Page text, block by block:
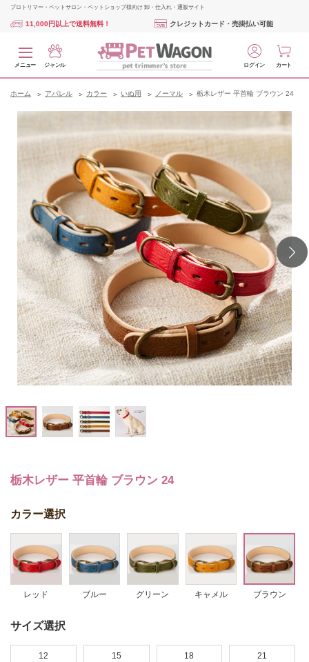
プロトリマー・ペットサロン・ペットショップ様向け 卸・仕入れ・通販サイト
11,000円以上で送料無料！ クレジットカード・売掛払い可能
メニュー ジャンル ログイン カート
ホーム アパレル カラー いぬ用 ノーマル 栃木レザー 平首輪 ブラウン 24
栃木レザー 平首輪 ブラウン 24
カラー選択
レッド ブルー グリーン キャメル ブラウン
サイズ選択
12 15 18 21